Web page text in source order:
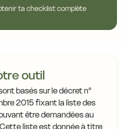
ta checklist complète
outil
basés sur le décret n°
2015 fixant la liste des
être demandées au
liste est donnée à titre